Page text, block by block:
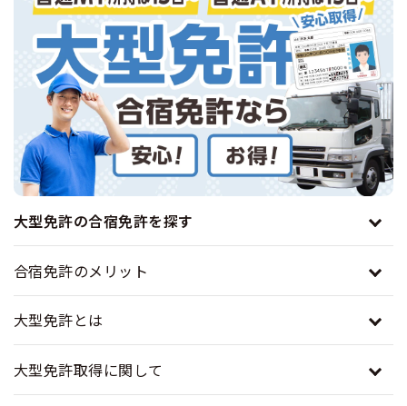
大特
けん引
普通二種
中型二種
大型二種
こだわり、テーマから探す
360度パノラマ教習所
教育訓練給付金制度
受験資格特例教習
合宿免許一日の過ごし方
運転免許別モデルスケジュール
保護者の方へ
合宿に関わる料金について
合宿費用のお支払いについて
合宿免許に必要な持ち物
合宿免許 よくある質問
まるわかり！合宿免許Q＆A
冬・雪国の合宿免許は大丈夫？
みんなが選んだ合宿免許の条件
大型免許体験記
全国の運転免許試験場(免許センター)
本免学科試験問題に挑戦
会社沿革・歴史
登録商標
個人情報の取扱い
参加規定
特定商取引法に基づく表示
0120-49-5522
入校申込
準中型車 中型車 大型車
大特 けん引 普通二種
中型二種 大型二種
大型免許の合宿免許を探す
合宿免許のメリット
大型免許とは
大型免許取得に関して